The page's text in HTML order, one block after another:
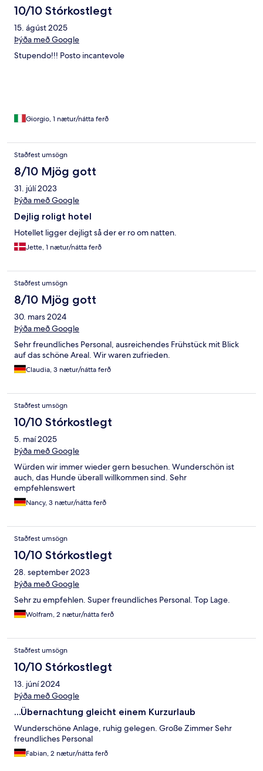
10/10 Stórkostlegt
15. ágúst 2025
Þýða með Google
Stupendo!!! Posto incantevole
Giorgio, 1 nætur/nátta ferð
Staðfest umsögn
8/10 Mjög gott
31. júlí 2023
Þýða með Google
Dejlig roligt hotel
Hotellet ligger dejligt så der er ro om natten.
Jette, 1 nætur/nátta ferð
Staðfest umsögn
8/10 Mjög gott
30. mars 2024
Þýða með Google
Sehr freundliches Personal, ausreichendes Frühstück mit Blick
auf das schöne Areal. Wir waren zufrieden.
Claudia, 3 nætur/nátta ferð
Staðfest umsögn
10/10 Stórkostlegt
5. maí 2025
Þýða með Google
Würden wir immer wieder gern besuchen. Wunderschön ist
auch, das Hunde überall willkommen sind. Sehr
empfehlenswert
Nancy, 3 nætur/nátta ferð
Staðfest umsögn
10/10 Stórkostlegt
28. september 2023
Þýða með Google
Sehr zu empfehlen. Super freundliches Personal. Top Lage.
Wolfram, 2 nætur/nátta ferð
Staðfest umsögn
10/10 Stórkostlegt
13. júní 2024
Þýða með Google
...Übernachtung gleicht einem Kurzurlaub
Wunderschöne Anlage, ruhig gelegen. Große Zimmer Sehr
freundliches Personal
Fabian, 2 nætur/nátta ferð